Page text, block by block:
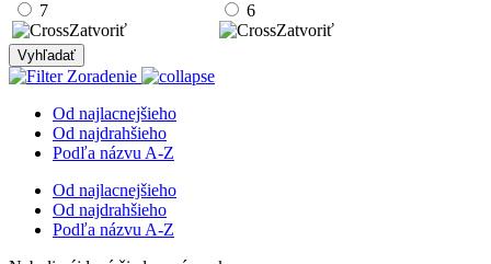
7
Zatvoriť
6
Zatvoriť
Vyhľadať
Zoradenie
Od najlacnejšieho
Od najdrahšieho
Podľa názvu A-Z
Od najlacnejšieho
Od najdrahšieho
Podľa názvu A-Z